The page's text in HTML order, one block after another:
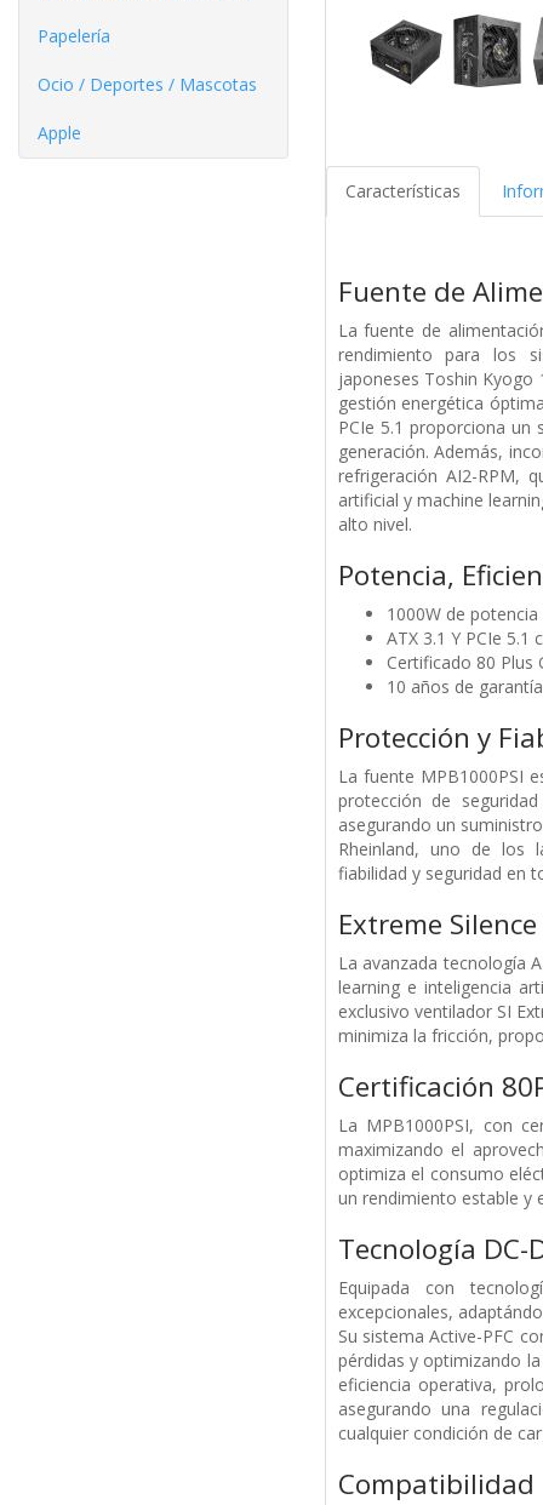
Papelería
Ocio / Deportes / Mascotas
Apple
Características
Fuente de
La fuente de
rendimiento para los
japoneses Toshin Kyogo
gestión energética
PCIe 5.1 proporciona
generación. Además,
refrigeración AI2-RPM,
artificial y machine
alto nivel.
Potencia,
1000W de potencia
ATX 3.1 Y PCIe 5.1
Certificado 80 Plus
10 años de garantía
Protección y
La fuente MPB1000PSI
protección de
asegurando un
Rheinland, uno de los
fiabilidad y seguridad en
Extreme
La avanzada tecnología
learning e inteligencia
exclusivo ventilador SI
minimiza la fricción,
Certificación
La MPB1000PSI, con
maximizando el
optimiza el consumo
un rendimiento estable y
Tecnología DC-
Equipada con
excepcionales,
Su sistema Active-PFC
pérdidas y optimizando
eficiencia operativa,
asegurando una
cualquier condición de
Compatibilidad